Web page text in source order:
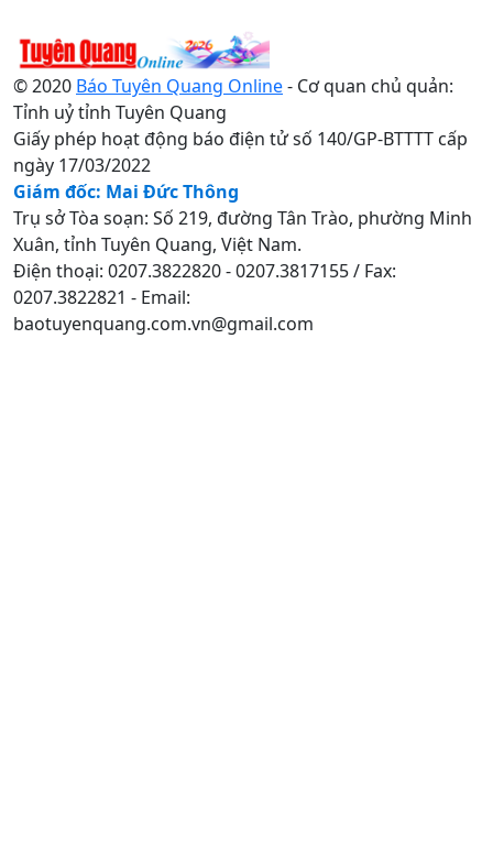
© 2020 Báo Tuyên Quang Online- Cơ quan chủ quản:
Tỉnh uỷ tỉnh Tuyên Quang
Giấy phép hoạt động báo điện tử số 140/GP-BTTTT cấp
ngày 17/03/2022
Giám đốc: Mai Đức Thông
Trụ sở Tòa soạn: Số 219, đường Tân Trào, phường Minh
Xuân, tỉnh Tuyên Quang, Việt Nam.
Điện thoại: 0207.3822820 - 0207.3817155 / Fax:
0207.3822821 - Email:
baotuyenquang.com.vn@gmail.com